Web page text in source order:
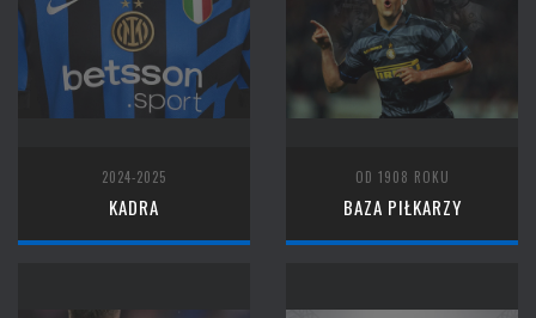
2024-2025
KADRA
OD 1908 ROKU
BAZA PIŁKARZY